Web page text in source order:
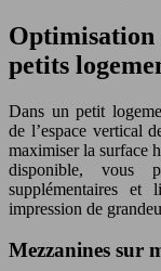
Optimisation
petits
Dans un petit
de l’espace vertical
maximiser la surface
disponible, vous
supplémentaires et
impression de
Mezzanines sur